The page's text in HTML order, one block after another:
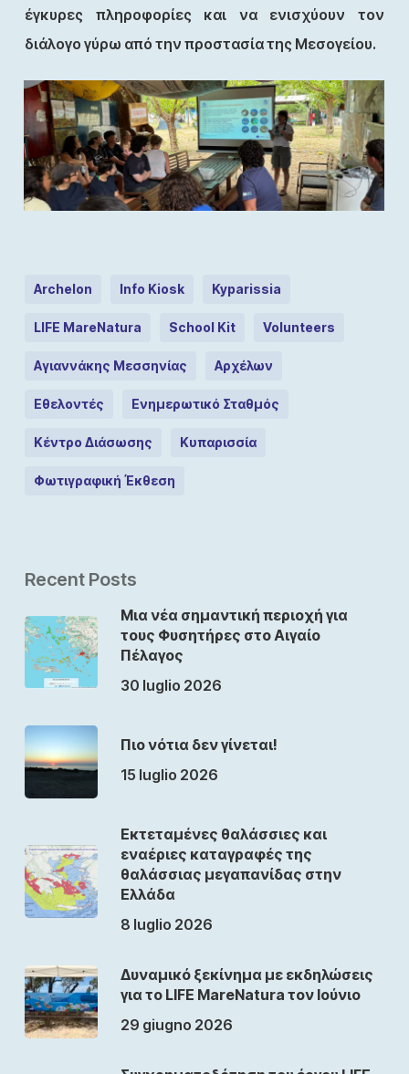
έγκυρες πληροφορίες και να ενισχύουν τον
διάλογο γύρω από την προστασία της Μεσογείου.
Archelon Info Kiosk Kyparissia
LIFE MareNatura School Kit Volunteers
Αγιαννάκης Μεσσηνίας Αρχέλων
Εθελοντές Ενημερωτικό Σταθμός
Κέντρο Διάσωσης Κυπαρισσία
Φωτιγραφική Έκθεση
Recent Posts
Μια νέα σημαντική περιοχή για
τους Φυσητήρες στο Αιγαίο
Πέλαγος
30 luglio 2026
Πιο νότια δεν γίνεται!
15 luglio 2026
Εκτεταμένες θαλάσσιες και
εναέριες καταγραφές της
θαλάσσιας μεγαπανίδας στην
Ελλάδα
8 luglio 2026
Δυναμικό ξεκίνημα με εκδηλώσεις
για το LIFE MareNatura τον Ιούνιο
29 giugno 2026